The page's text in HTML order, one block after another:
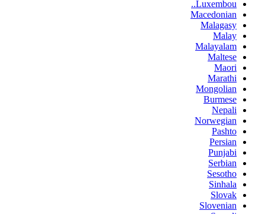
Luxembou..
Macedonian
Malagasy
Malay
Malayalam
Maltese
Maori
Marathi
Mongolian
Burmese
Nepali
Norwegian
Pashto
Persian
Punjabi
Serbian
Sesotho
Sinhala
Slovak
Slovenian